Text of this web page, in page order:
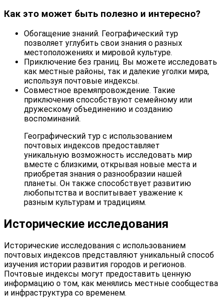
Как это может быть полезно и интересно?
Обогащение знаний. Географический тур
позволяет углубить свои знания о разных
местоположениях и мировой культуре.
Приключение без границ. Вы можете исследовать
как местные районы, так и далекие уголки мира,
используя почтовые индексы.
Совместное времяпровождение. Такие
приключения способствуют семейному или
дружескому объединению и созданию
воспоминаний.
Географический тур с использованием
почтовых индексов предоставляет
уникальную возможность исследовать мир
вместе с близкими, открывая новые места и
приобретая знания о разнообразии нашей
планеты. Он также способствует развитию
любопытства и воспитывает уважение к
разным культурам и традициям.
Исторические исследования
Исторические исследования с использованием
почтовых индексов представляют уникальный способ
изучения истории развития городов и регионов.
Почтовые индексы могут предоставить ценную
информацию о том, как менялись местные сообщества
и инфраструктура со временем.